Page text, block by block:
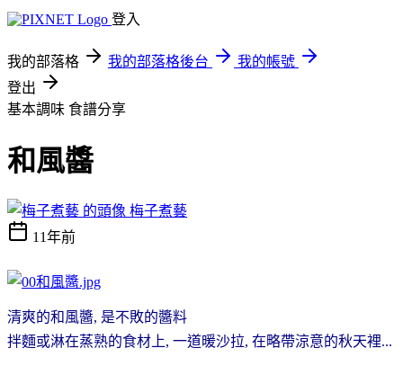
登入
我的部落格 我的部落格後台
我的帳號
登出
基本調味 食譜分享
和風醬
梅子煮藝
11年前
清爽的和風醬, 是不敗的醬料
拌麵或淋在蒸熟的食材上, 一道暖沙拉, 在略帶涼意的秋天裡...